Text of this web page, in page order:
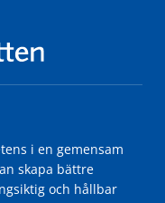
i en gemensam
skapa bättre
och hållbar